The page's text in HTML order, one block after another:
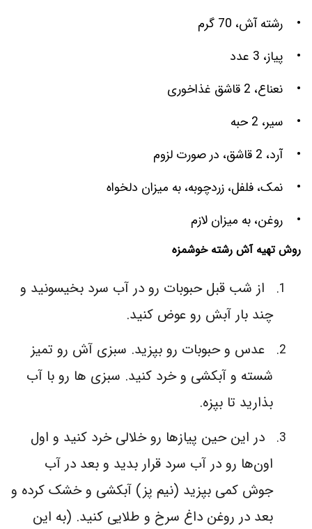
• رشته آش، 70 گرم
• پیاز، 3 عدد
• نعناع، 2 قاشق غذاخوری
• سیر، 2 حبه
• آرد، 2 قاشق، در صورت لزوم
• نمک، فلفل، زردچوبه، به میزان دلخواه
• روغن، به میزان لازم
روش تهیه آش رشته خوشمزه
از شب قبل حبوبات رو در آب سرد بخیسونید و
چند بار آبش رو عوض کنید.
عدس و حبوبات رو بپزید. سبزی آش رو تمیز
شسته و آبکشی و خرد کنید. سبزی ها رو با آب
بذارید تا بپزه.
در این حین پیازها رو خلالی خرد کنید و اول
اون‌ها رو در آب سرد قرار بدید و بعد در آب
جوش کمی بپزید (نیم پز) آبکشی و خشک کرده و
بعد در روغن داغ سرخ و طلایی کنید. (به این